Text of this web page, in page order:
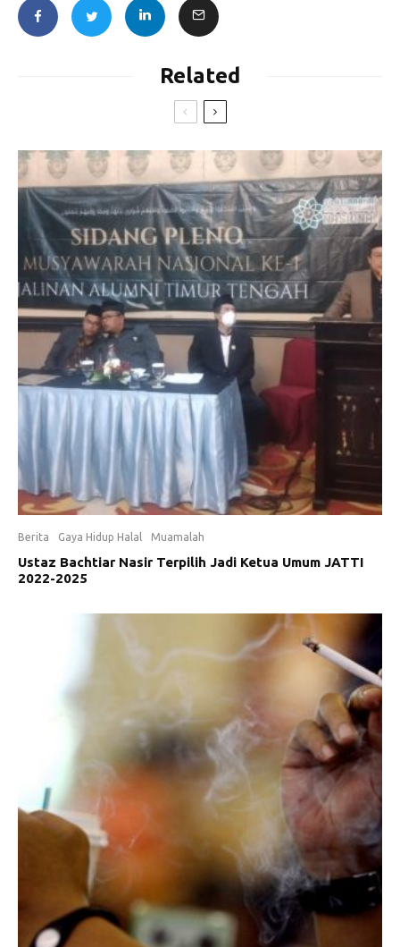
Related
Berita Gaya Hidup Halal Muamalah
Ustaz Bachtiar Nasir Terpilih Jadi Ketua Umum JATTI
2022-2025